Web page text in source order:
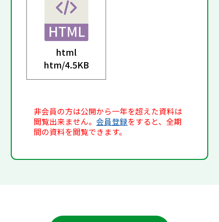
html
htm/4.5KB
非会員の方は公開から一年を超えた資料は
閲覧出来ません。会員登録をすると、全期
間の資料を閲覧できます。